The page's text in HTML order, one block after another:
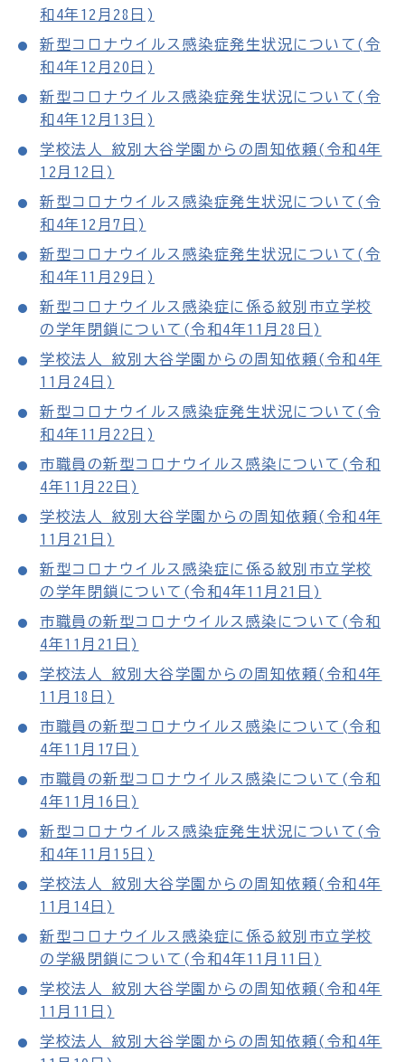
和4年12月28日)
新型コロナウイルス感染症発生状況について(令
和4年12月20日)
新型コロナウイルス感染症発生状況について(令
和4年12月13日)
学校法人 紋別大谷学園からの周知依頼(令和4年
12月12日)
新型コロナウイルス感染症発生状況について(令
和4年12月7日)
新型コロナウイルス感染症発生状況について(令
和4年11月29日)
新型コロナウイルス感染症に係る紋別市立学校
の学年閉鎖について(令和4年11月28日)
学校法人 紋別大谷学園からの周知依頼(令和4年
11月24日)
新型コロナウイルス感染症発生状況について(令
和4年11月22日)
市職員の新型コロナウイルス感染について(令和
4年11月22日)
学校法人 紋別大谷学園からの周知依頼(令和4年
11月21日)
新型コロナウイルス感染症に係る紋別市立学校
の学年閉鎖について(令和4年11月21日)
市職員の新型コロナウイルス感染について(令和
4年11月21日)
学校法人 紋別大谷学園からの周知依頼(令和4年
11月18日)​
市職員の新型コロナウイルス感染について(令和
4年11月17日)
市職員の新型コロナウイルス感染について(令和
4年11月16日)
新型コロナウイルス感染症発生状況について(令
和4年11月15日)
学校法人 紋別大谷学園からの周知依頼(令和4年
11月14日)
新型コロナウイルス感染症に係る紋別市立学校
の学級閉鎖について(令和4年11月11日)
学校法人 紋別大谷学園からの周知依頼(令和4年
11月11日)
学校法人 紋別大谷学園からの周知依頼(令和4年